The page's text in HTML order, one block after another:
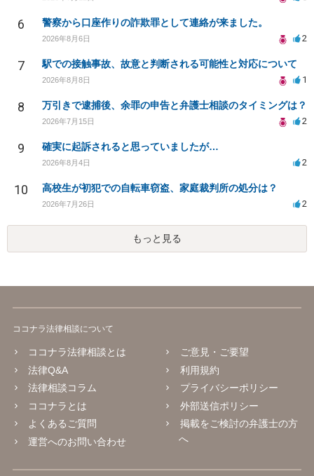
6 警察から口座作りの詐欺罪として連絡が来ました。
2026年8月6日 2
7 駅での接触事故、故意と判断される可能性と対応について
2026年8月8日 1
8 万引きで逮捕後、余罪の申告と弁護士相談のタイミングは？
2026年7月15日 2
9 確実に起訴されると思っていましたが…
2026年8月4日 2
10 高校生が初犯での自転車窃盗、家庭裁判所の処分は？
2026年7月26日 2
もっと見る
ココナラ法律相談について
ココナラ法律相談とは
法律Q&A
法律相談コラム
ココナラとは
よくあるご質問
運営へのお問い合わせ
ご意見・ご要望
利用規約
プライバシーポリシー
外部送信ポリシー
掲載をご検討の弁護士の方
へ